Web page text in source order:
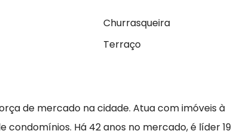
Churrasqueira
Terraço
de mercado na cidade. Atua com imóveis à
Há 42 anos no mercado, é líder 19